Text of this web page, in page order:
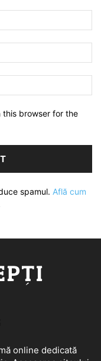
this browser for the
spamul. Află cum
online dedicată